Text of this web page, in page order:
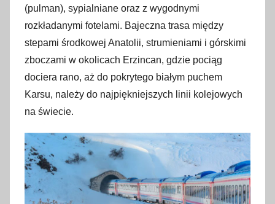
(pulman), sypialniane oraz z wygodnymi
rozkładanymi fotelami. Bajeczna trasa między
stepami środkowej Anatolii, strumieniami i górskimi
zboczami w okolicach Erzincan, gdzie pociąg
dociera rano, aż do pokrytego białym puchem
Karsu, należy do najpiękniejszych linii kolejowych
na świecie.